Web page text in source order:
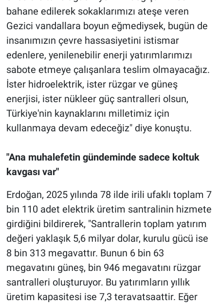
bahane edilerek sokaklarımızı ateşe veren
Gezici vandallara boyun eğmediysek, bugün de
insanımızın çevre hassasiyetini istismar
edenlere, yenilenebilir enerji yatırımlarımızı
sabote etmeye çalışanlara teslim olmayacağız.
İster hidroelektrik, ister rüzgar ve güneş
enerjisi, ister nükleer güç santralleri olsun,
Türkiye'nin kaynaklarını milletimiz için
kullanmaya devam edeceğiz" diye konuştu.
"Ana muhalefetin gündeminde sadece koltuk
kavgası var"
Erdoğan, 2025 yılında 78 ilde irili ufaklı toplam 7
bin 110 adet elektrik üretim santralinin hizmete
girdiğini bildirerek, "Santrallerin toplam yatırım
değeri yaklaşık 5,6 milyar dolar, kurulu gücü ise
8 bin 313 megavattır. Bunun 6 bin 63
megavatını güneş, bin 946 megavatını rüzgar
santralleri oluşturuyor. Bu yatırımların yıllık
üretim kapasitesi ise 7,3 teravatsaattir. Eğer